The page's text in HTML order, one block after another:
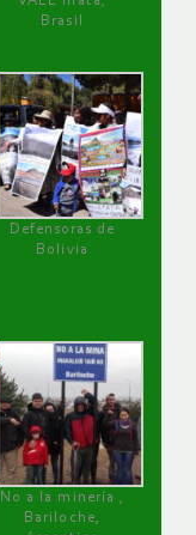
Brasil
Defensoras de
Bolivia
No a la minería ,
Bariloche,